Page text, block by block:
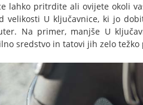
lahko pritrdite ali ovijete okoli
velikosti U ključavnice, ki jo
Na primer, manjše U
sredstvo in tatovi jih zelo težko